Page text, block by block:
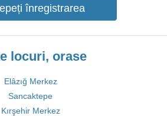
înregistrarea
locuri, orase
Elâzığ Merkez
Sancaktepe
Kırşehir Merkez